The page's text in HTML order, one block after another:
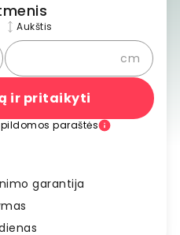
Aukštis
cm
ir pritaikyti
paraštės
garantija